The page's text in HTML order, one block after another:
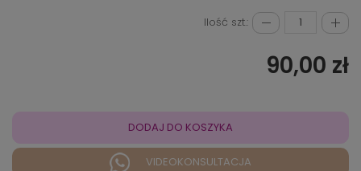
Ilość szt.:
90,00 zł
DODAJ DO KOSZYKA
VIDEOKONSULTACJA